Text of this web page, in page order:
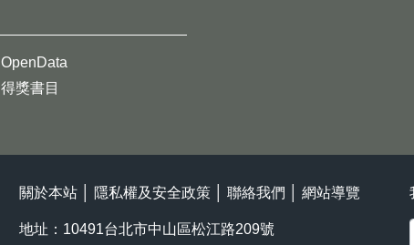
OpenData
得獎書目
關於本站 隱私權及安全政策 聯絡我們 網站導覽
地址：10491台北市中山區松江路209號